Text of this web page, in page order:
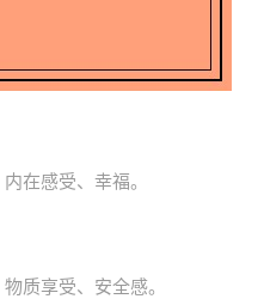
在感受、幸福。
质享受、安全感。